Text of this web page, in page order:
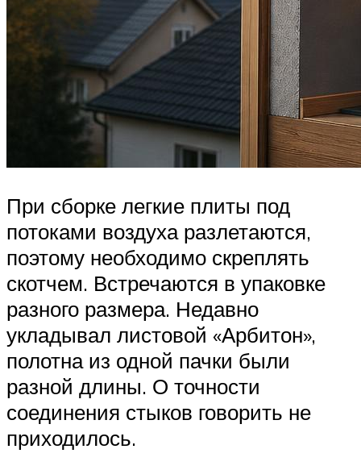
При сборке легкие плиты под
потоками воздуха разлетаются,
поэтому необходимо скреплять
скотчем. Встречаются в упаковке
разного размера. Недавно
укладывал листовой «Арбитон»,
полотна из одной пачки были
разной длины. О точности
соединения стыков говорить не
приходилось.